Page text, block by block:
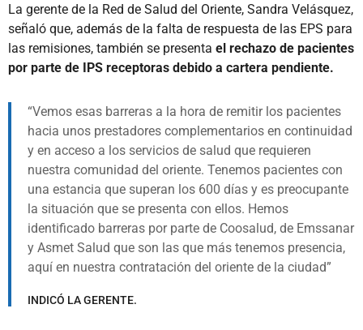
La gerente de la Red de Salud del Oriente, Sandra Velásquez,
señaló que, además de la falta de respuesta de las EPS para
las remisiones, también se presenta el rechazo de pacientes
por parte de IPS receptoras debido a cartera pendiente.
Vemos esas barreras a la hora de remitir los pacientes
hacia unos prestadores complementarios en continuidad
y en acceso a los servicios de salud que requieren
nuestra comunidad del oriente. Tenemos pacientes con
una estancia que superan los 600 días y es preocupante
la situación que se presenta con ellos. Hemos
identificado barreras por parte de Coosalud, de Emssanar
y Asmet Salud que son las que más tenemos presencia,
aquí en nuestra contratación del oriente de la ciudad
INDICÓ LA GERENTE.